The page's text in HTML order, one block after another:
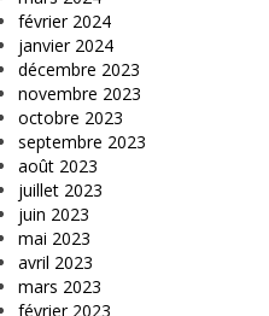
février 2024
janvier 2024
décembre 2023
novembre 2023
octobre 2023
septembre 2023
août 2023
juillet 2023
juin 2023
mai 2023
avril 2023
mars 2023
février 2023